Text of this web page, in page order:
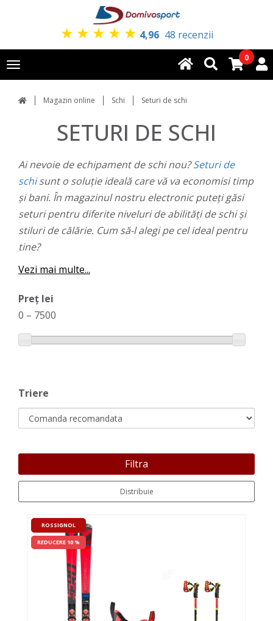
★ ★ ★ ★ ★ 4,96 48 recenzii
Toggle
navigation
0
Magazin online Schi Seturi de schi
SETURI DE SCHI
Ai nevoie de echipament de schi nou?Seturi de
schisunt o soluție ideală care vă va economisi timp
și bani. În magazinul nostru electronic puteți găsi
seturi pentru diferite niveluri de abilități de schi și
stiluri de călărie. Cum să-l alegi pe cel ideal pentru
tine?
Vezi mai multe...
Preț lei
0 – 7500
Triere
Filtra
Distribuie
ROSSIGNOL
REDUCERE 10 %